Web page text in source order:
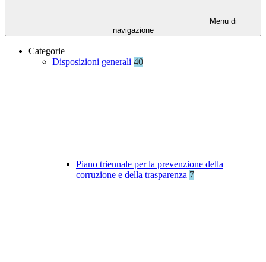
Menu di
navigazione
Categorie
Disposizioni generali 40
Piano triennale per la prevenzione della
corruzione e della trasparenza 7